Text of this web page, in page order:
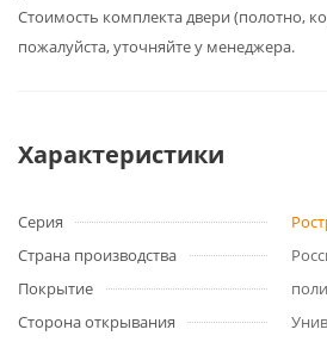
Cтоимость комплекта двери (полотно,
пожалуйста, уточняйте у менеджера.
Характеристики
Серия
Страна производства
Покрытие
Сторона открывания